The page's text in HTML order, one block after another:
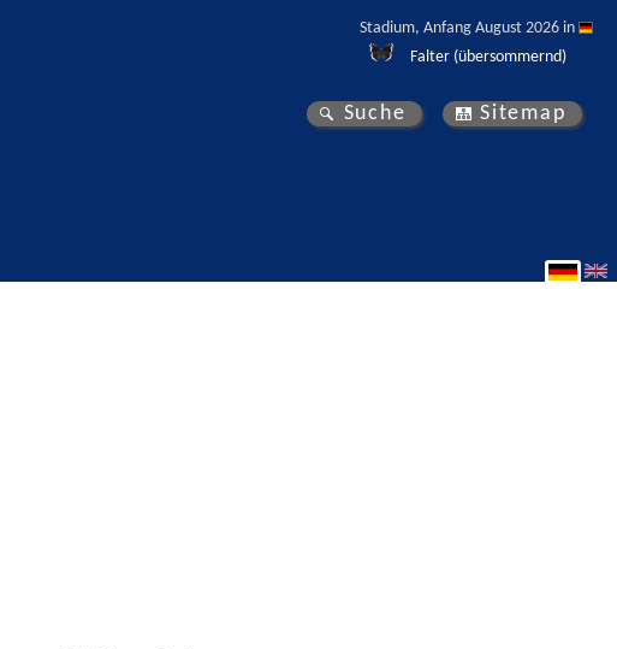
Stadium, Anfang August 2026 in
Falter (übersommernd)
Suche Sitemap